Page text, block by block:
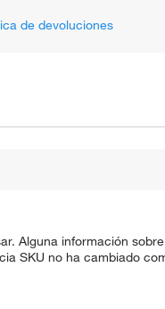
de devoluciones
Alguna información
SKU no ha cambiado